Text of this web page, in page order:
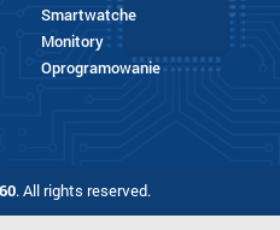
Smartwatche
Monitory
Oprogramowanie
. All rights reserved.